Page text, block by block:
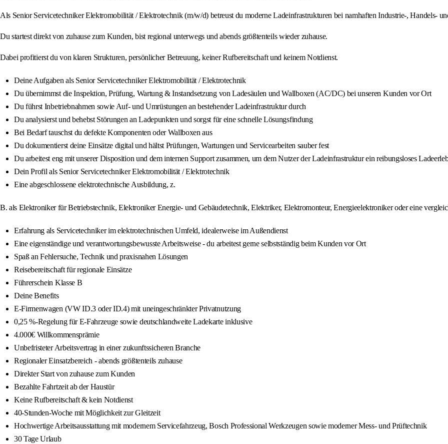
Als Senior Servicetechniker Elektromobilität / Elektrotechnik (m/w/d) betreust du moderne Ladeinfrastrukturen bei namhaften Industrie-, Handels-
Du startest direkt von zuhause zum Kunden, bist regional unterwegs und abends größtenteils wieder zuhause.
Dabei profitierst du von klaren Strukturen, persönlicher Betreuung, keiner Rufbereitschaft und keinem Notdienst.
Deine Aufgaben als Senior Servicetechniker Elektromobilität / Elektrotechnik
Du übernimmst die Inspektion, Prüfung, Wartung & Instandsetzung von Ladesäulen und Wallboxen (AC/DC) bei unseren Kunden vor Ort
Du führst Inbetriebnahmen sowie Auf- und Umrüstungen an bestehender Ladeinfrastruktur durch
Du analysierst und behebst Störungen an Ladepunkten und sorgst für eine schnelle Lösungsfindung
Bei Bedarf tauschst du defekte Komponenten oder Wallboxen aus
Du dokumentierst deine Einsätze digital und hältst Prüfungen, Wartungen und Servicearbeiten sauber fest
Du arbeitest eng mit unserer Disposition und dem internen Support zusammen, um dem Nutzer der Ladeinfrastruktur ein reibungsloses
Dein Profil als Senior Servicetechniker Elektromobilität / Elektrotechnik
Eine abgeschlossene elektrotechnische Ausbildung, z.
B. als Elektroniker für Betriebstechnik, Elektroniker Energie- und Gebäudetechnik, Elektriker, Elektromonteur, Energieelektroniker oder eine
Erfahrung als Servicetechniker im elektrotechnischen Umfeld, idealerweise im Außendienst
Eine eigenständige und verantwortungsbewusste Arbeitsweise - du arbeitest gerne selbstständig beim Kunden vor Ort
Spaß an Fehlersuche, Technik und praxisnahen Lösungen
Reisebereitschaft für regionale Einsätze
Führerschein Klasse B
Deine Benefits
E-Firmenwagen (VW ID.3 oder ID.4) mit uneingeschränkter Privatnutzung
0,25 %-Regelung für E-Fahrzeuge sowie deutschlandweite Ladekarte inklusive
4.000€ Willkommensprämie
Unbefristeter Arbeitsvertrag in einer zukunftssicheren Branche
Regionaler Einsatzbereich - abends größtenteils zuhause
Direkter Start von zuhause zum Kunden
Bezahlte Fahrtzeit ab der Haustür
Keine Rufbereitschaft & kein Notdienst
40-Stunden-Woche mit Möglichkeit zur Gleitzeit
Hochwertige Arbeitsausstattung mit modernem Servicefahrzeug, Bosch Professional Werkzeugen sowie moderner Mess- und Prüftechnik
30 Tage Urlaub